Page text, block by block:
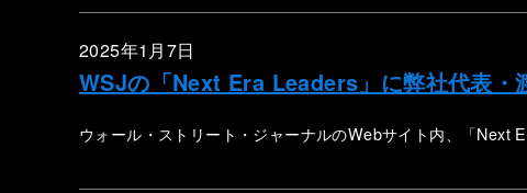
2025年1月7日
WSJの「Next Era Leaders」に弊社代表・
ウォール・ストリート・ジャーナルのWebサイト内、「